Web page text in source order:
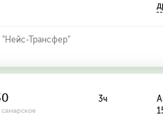
Трансфер"
3ч